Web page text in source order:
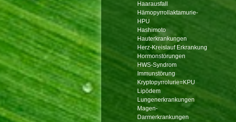
Haarausfall
Hämopyrrollaktamurie-
HPU
Hashimoto
Hauterkrankungen
Herz-Kreislauf Erkrankung
Hormonstörungen
HWS-Syndrom
Immunstörung
Kryptopyrrolurie=KPU
Lipödem
Lungenerkrankungen
Magen-
Darmerkrankungen